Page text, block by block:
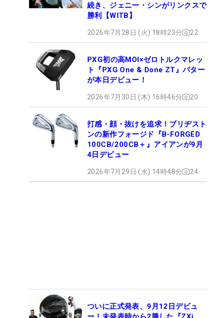
続き、ジェニー・シンがリンクスで
勝利【WITB】
2026年7月28日 (火) 18時23分 22
PXG初の高MOI×ゼロトルクマレッ
ト『PXG One & Done ZT』パター
が本日デビュー！
2026年7月30日 (木) 16時46分 20
打感・顔・抜けを追求！ブリヂスト
ンの新作フォージド『B-FORGED
100CB/200CB＋』アイアンが9月
4日デビュー
2026年7月29日 (水) 14時48分 24
ついに正式発表、9月12日デビュ